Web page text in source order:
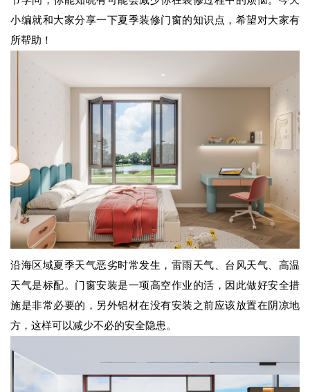
小编就和大家分享一下夏季装修门窗的知识点，希望对大家有
所帮助！
沿海区域夏季天气恶劣时常发生，雷雨天气、台风天气、高温
天气是标配。门窗安装是一项高空作业的活，因此做好安全措
施是非常必要的，另外铝材在没有安装之前应该放置在阴凉地
方，这样可以减少不必的安全隐患。